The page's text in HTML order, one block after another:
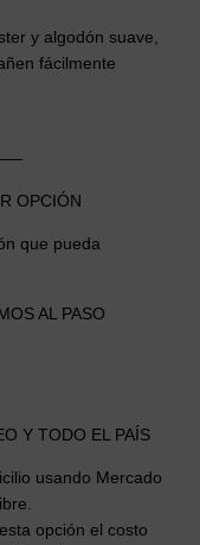
y algodón suave,
fácilmente
OPCIÓN
que pueda
AL PASO
Y TODO EL PAÍS
usando Mercado
opción el costo